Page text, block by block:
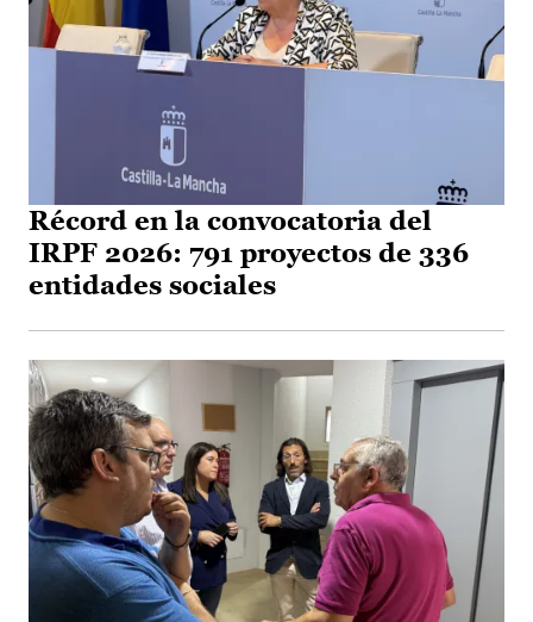
Récord en la convocatoria del
IRPF 2026: 791 proyectos de 336
entidades sociales